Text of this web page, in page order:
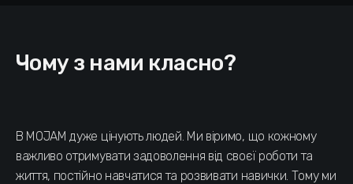
Чому з нами класно?
В MOJAM дуже цінують людей. Ми віримо, що кожному
важливо отримувати задоволення від своєї роботи та
життя, постійно навчатися та розвивати навички. Тому ми